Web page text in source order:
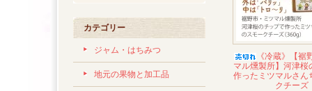
カテゴリー
ジャム・はちみつ
地元の果物と加工品
《冷蔵》【裾
マル燻製所】河津桜
作ったミツマルさん
クチーズ